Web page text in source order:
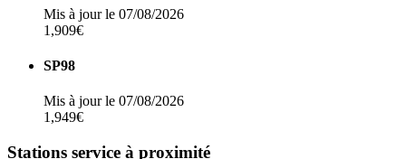
Mis à jour le 07/08/2026
1,909€
SP98
Mis à jour le 07/08/2026
1,949€
Stations service à proximité